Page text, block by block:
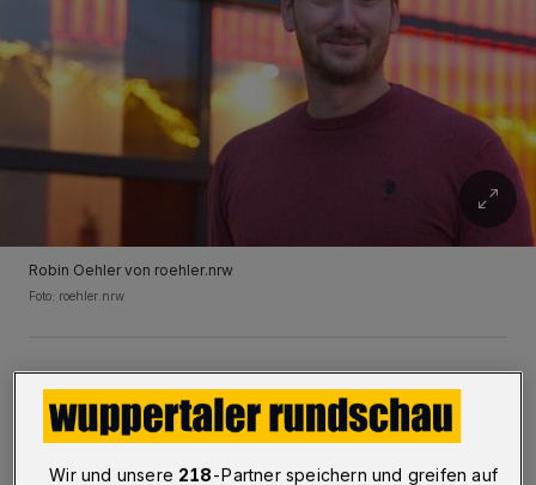
Robin Oehler von roehler.nrw
Foto: roehler.nrw
D er Markt bietet beides, und nicht selten
werden Entscheidungen mehr aus
Gewohnheit getroffen als auf Basis einer
Wir und unsere 218-Partner speichern und greifen auf